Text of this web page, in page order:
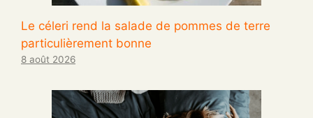
Le céleri rend la salade de pommes de terre
particulièrement bonne
8 août 2026